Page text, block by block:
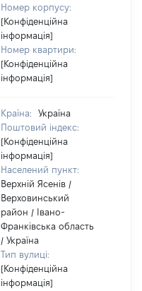
Номер корпусу:
[Конфіденційна
інформація]
Номер квартири:
[Конфіденційна
інформація]
Країна:
Україна
Поштовий індекс:
[Конфіденційна
інформація]
Населений пункт:
Верхній Ясенів /
Верховинський
район / Івано-
Франківська область
/ Україна
Тип вулиці:
[Конфіденційна
інформація]